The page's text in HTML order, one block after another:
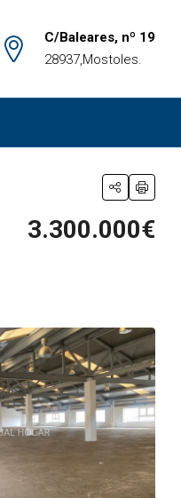
C/Baleares, nº 19
28937,Mostoles.
3.300.000€